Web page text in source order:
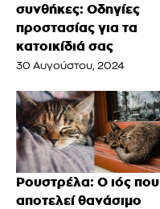
συνθήκες: Οδηγίες
προστασίας για τα
κατοικίδιά σας
30 Αυγούστου, 2024
Ρουστρέλα: Ο ιός που
αποτελεί θανάσιμο